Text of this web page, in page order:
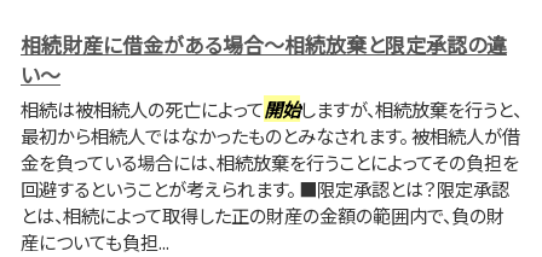
相続財産に借金がある場合～相続放棄と限定承認の違
い～
相続は被相続人の死亡によって開始しますが、相続放棄を行うと、
最初から相続人ではなかったものとみなされます。 被相続人が借
金を負っている場合には、相続放棄を行うことによってその負担を
回避するということが考えられます。 ■限定承認とは？限定承認
とは、相続によって取得した正の財産の金額の範囲内で、負の財
産についても負担...